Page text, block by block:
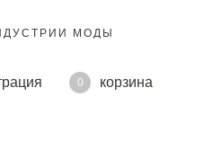
МОДЫ
0
корзина